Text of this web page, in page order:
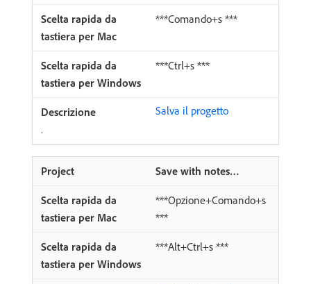
***Comando+s ***
***Ctrl+s ***
Salva il progetto
.
Save with notes…
***Opzione+Comando+s
***
***Alt+Ctrl+s ***